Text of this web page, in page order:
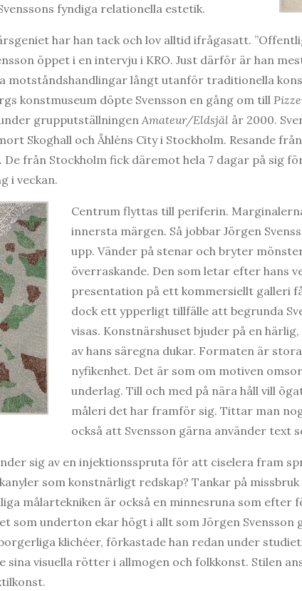
fyndiga relationella estetik.
har han tack och lov alltid ifrågasatt.
öppet i en intervju i KRO. Just därför är han
motståndshandlingar långt utanför traditionella
konstmuseum döpte Svensson en gång om till
grupputställningen Amateur/Eldsjäl år 2000.
Skoghall och Åhléns City i Stockholm. Resande
De från Stockholm fick däremot hela 7 dagar på sig
i veckan.
Centrum flyttas till periferin.
innersta märgen. Så jobbar Jörgen
upp. Vänder på stenar och bryter
överraskande. Den som letar efter hans
presentation på ett kommersiellt galleri
dock ett ypperligt tillfälle att begrunda
visas. Konstnärshuset bjuder på en
av hans säregna dukar. Formaten är
nyfikenhet. Det är som om motiven
underlag. Till och med på nära håll vill
måleri det har framför sig. Tittar man
också att Svensson gärna använder text
sig av en injektionsspruta för att ciselera fram
som konstnärligt redskap? Tankar på
målartekniken är också en minnesruna som efter
som underton ekar högt i allt som Jörgen
klichéer, förkastade han redan under
sina visuella rötter i allmogen och folkkonst. Stilen